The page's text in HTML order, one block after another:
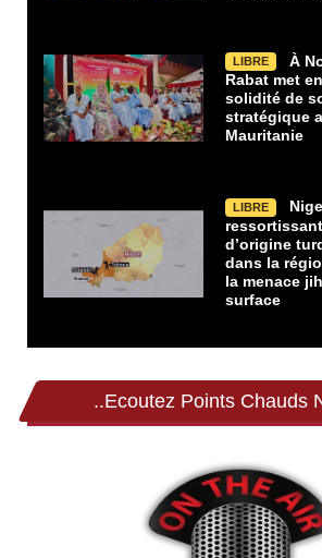
LIBRE
À
Rabat met
solidité de
stratégique
Mauritanie
LIBRE
d’origine
dans la
la menace
surface
..Ecoutez Points Chauds